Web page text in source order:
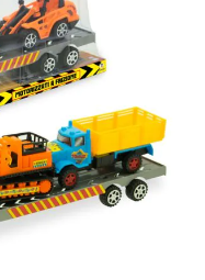
Non Disponibile